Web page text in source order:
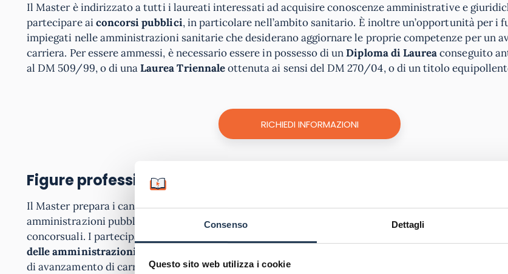
Consenso Dettagli
Questo sito web utilizza i cookie
Il Master è indirizzato a tutti i laureati interessati ad acquisire conoscenze amministrative e
partecipare aiconcorsi pubblici, in particolare nell’ambito sanitario. È inoltre un’opportunità per i
impiegati nelle amministrazioni sanitarie che desiderano aggiornare le proprie competenze per un
carriera. Per essere ammessi, è necessario essere in possesso di unDiploma di Laureaconseguito
al DM 509/99, o di unaLaurea Triennaleottenuta ai sensi del DM 270/04, o di un titolo
RICHIEDI INFORMAZIONI
Figure professionali e Sbocchi Lavorativi
Il Master prepara i candidati per la partecipazione a concorsi per Funzionari Amministrativi banditi
amministrazioni pubbliche, fornendo unaformazione specifica
che rappresenta un titolo spendibile
concorsuali. I partecipanti acquisiscono competenze che li rendono idonei per ruoli amministrativi in
delle amministrazioni pubbliche
di avanzamento di carriera per i funzionari già in servizio, ampliando le loro competenze e